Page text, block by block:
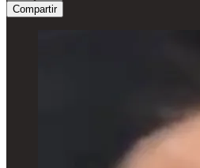
Compartir